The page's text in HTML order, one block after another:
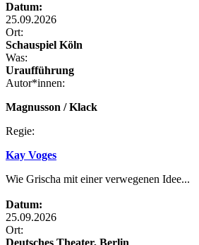
Datum:
25.09.2026
Ort:
Schauspiel Köln
Was:
Uraufführung
Autor*innen:
Magnusson / Klack
Regie:
Kay Voges
Wie Grischa mit einer verwegenen Idee...
Datum:
25.09.2026
Ort: